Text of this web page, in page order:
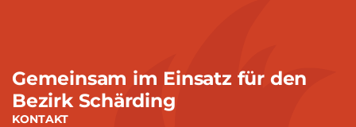
Gemeinsam im Einsatz für den
Bezirk Schärding
KONTAKT